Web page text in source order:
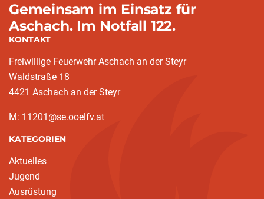
Gemeinsam im Einsatz für
Aschach. Im Notfall 122.
KONTAKT
Freiwillige Feuerwehr Aschach an der Steyr
Waldstraße 18
4421 Aschach an der Steyr
M: 11201@se.ooelfv.at
KATEGORIEN
Aktuelles
Jugend
Ausrüstung